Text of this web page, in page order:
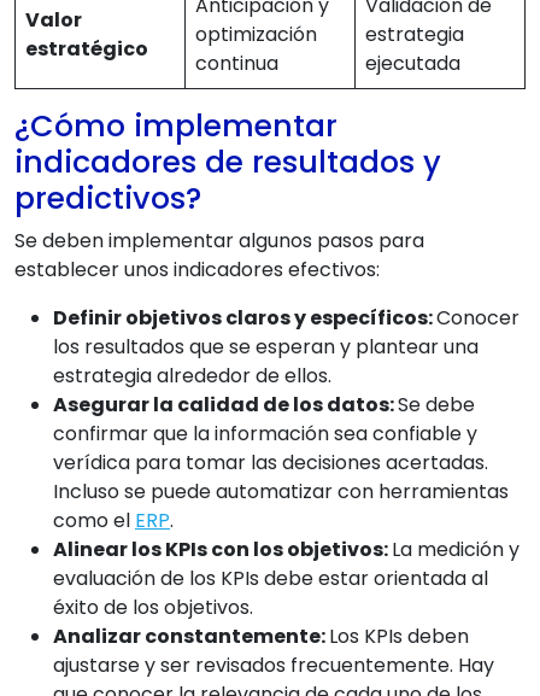
Valor
estratégico
Anticipación y
optimización
continua
Validación de
estrategia
ejecutada
¿Cómo implementar
indicadores de resultados y
predictivos?
Se deben implementar algunos pasos para
establecer unos indicadores efectivos:
Definir objetivos claros y específicos:Conocer
los resultados que se esperan y plantear una
estrategia alrededor de ellos.
Asegurar la calidad de los datos:Se debe
confirmar que la información sea confiable y
verídica para tomar las decisiones acertadas.
Incluso se puede automatizar con herramientas
como el ERP.
Alinear los KPIs con los objetivos:La medición y
evaluación de los KPIs debe estar orientada al
éxito de los objetivos.
Analizar constantemente:Los KPIs deben
ajustarse y ser revisados frecuentemente. Hay